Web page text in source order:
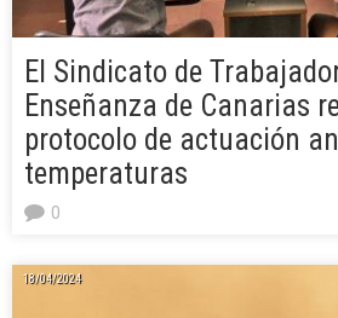
El Sindicato de
Enseñanza de Canarias
protocolo de actuación
temperaturas
0
18/04/2024